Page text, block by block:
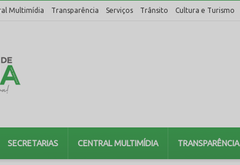
Multimídia Transparência Serviços Trânsito Cultura e Turismo
SECRETARIAS CENTRAL MULTIMÍDIA TRANSPARÊNCIA